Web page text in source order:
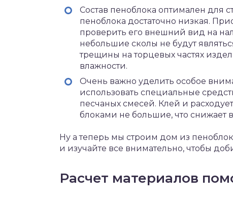
Состав пеноблока оптимален для
пеноблока достаточно низкая.
проверить его внешний вид на
небольшие сколы не будут
трещины на торцевых частях
влажности.
Очень важно уделить особое
использовать специальные
песчаных смесей. Клей и
блоками не большие, что снижает
Ну а теперь мы строим дом из
и изучайте все внимательно, чтобы
Расчет материалов